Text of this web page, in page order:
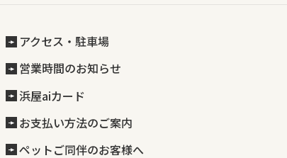
アクセス・駐車場
営業時間のお知らせ
浜屋aiカード
お支払い方法のご案内
ペットご同伴のお客様へ